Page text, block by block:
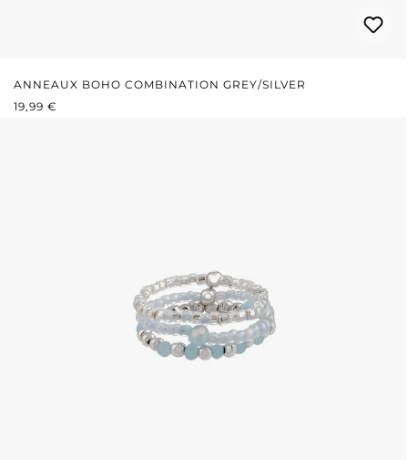
ANNEAUX BOHO COMBINATION GREY/SILVER
PRIX RÉGULIER :
19,99 €